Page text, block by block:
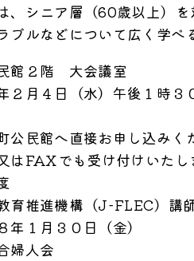
、シニア層（60歳以上）
ブルなどについて広く学べ
館２階 大会議室
月４日（水）午後１時３
民館へ直接お申し込みく
も受け付けいたしま
育推進機構（J-FLEC）講
１月３０日（金）
婦人会